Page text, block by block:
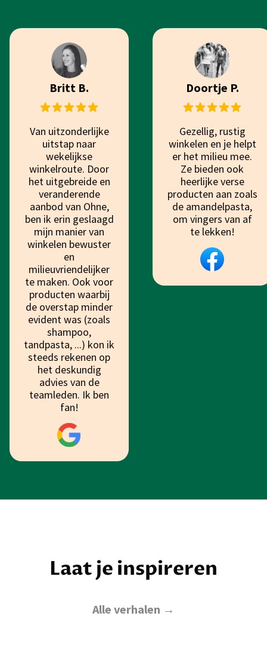
Britt B.
Van uitzonderlijke
uitstap naar
wekelijkse
winkelroute. Door
het uitgebreide en
veranderende
aanbod van Ohne,
ben ik erin geslaagd
mijn manier van
winkelen bewuster
en
milieuvriendelijker
te maken. Ook voor
producten waarbij
de overstap minder
evident was (zoals
shampoo,
tandpasta, ...) kon ik
steeds rekenen op
het deskundig
advies van de
teamleden. Ik ben
fan!
Doortje P.
Gezellig, rustig
winkelen en je helpt
er het milieu mee.
Ze bieden ook
heerlijke verse
producten aan zoals
de amandelpasta,
om vingers van af
te lekken!
Laat je inspireren
Alle verhalen →